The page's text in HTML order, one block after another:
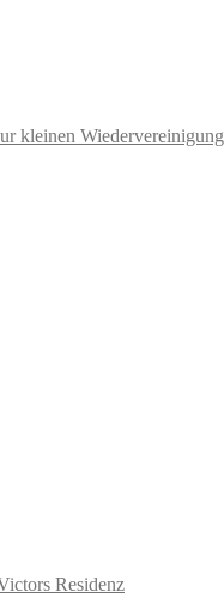
kleinen Wiedervereinigung
Residenz